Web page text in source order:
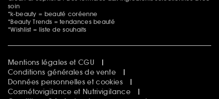
soin
*k-beauty = beauté coréenne
*Beauty Trends = tendances beauté
*Wishlist = liste de souhaits
Mentions légales et CGU
Conditions générales de vente
Données personnelles et cookies
Cosmétovigilance et Nutrivigilance